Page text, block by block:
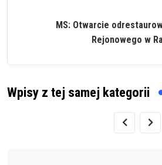
MS: Otwarcie
Rejonowego w
Wpisy z tej samej kategorii